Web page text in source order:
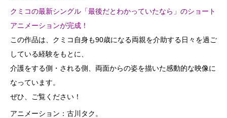
クミコの最新シングル「最後だとわかっていたなら」のショート
アニメーションが完成！
この作品は、クミコ自身も90歳になる両親を介助する日々を過ご
している経験をもとに、
介護をする側・される側、両面からの姿を描いた感動的な映像に
なっています。
ぜひ、ご覧ください！
アニメーション：古川タク。